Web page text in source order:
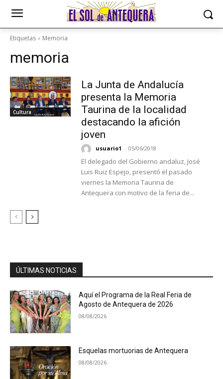
Etiquetas Memoria
memoria
Cultura
La Junta de Andalucía
presenta la Memoria
Taurina de la localidad
destacando la afición
joven
usuario1 - 05/06/2018
El delegado del Gobierno andaluz, José
Luis Ruiz Espejo, presentó el pasado
viernes la Memoria Taurina de
Antequera con motivo de la feria de...
ÚLTIMAS NOTICIAS
Aquí el Programa de la Real Feria de
Agosto de Antequera de 2026
08/08/2026
Esquelas mortuorias de Antequera
08/08/2026